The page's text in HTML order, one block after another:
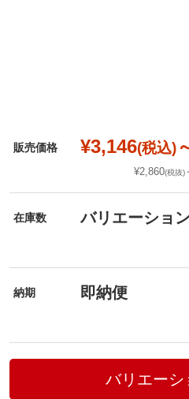
販売価格 ¥3,146(税込)
¥2,860(税抜)
在庫数 バリエーショ
納期 即納便
バリエーシ